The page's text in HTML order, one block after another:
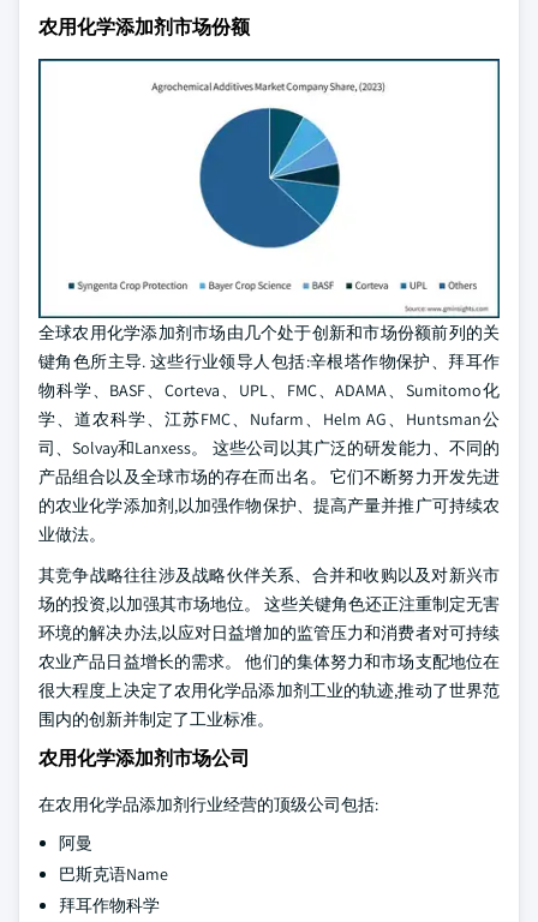
农用化学添加剂市场份额
全球农用化学添加剂市场由几个处于创新和市场份额前列的关
键角色所主导. 这些行业领导人包括:辛根塔作物保护、拜耳作
物科学、BASF、Corteva、UPL、FMC、ADAMA、Sumitomo化
学、道农科学、江苏FMC、Nufarm、Helm AG、Huntsman公
司、Solvay和Lanxess。 这些公司以其广泛的研发能力、不同的
产品组合以及全球市场的存在而出名。 它们不断努力开发先进
的农业化学添加剂,以加强作物保护、提高产量并推广可持续农
业做法。
其竞争战略往往涉及战略伙伴关系、合并和收购以及对新兴市
场的投资,以加强其市场地位。 这些关键角色还正注重制定无害
环境的解决办法,以应对日益增加的监管压力和消费者对可持续
农业产品日益增长的需求。 他们的集体努力和市场支配地位在
很大程度上决定了农用化学品添加剂工业的轨迹,推动了世界范
围内的创新并制定了工业标准。
农用化学添加剂市场公司
在农用化学品添加剂行业经营的顶级公司包括:
阿曼
巴斯克语Name
拜耳作物科学